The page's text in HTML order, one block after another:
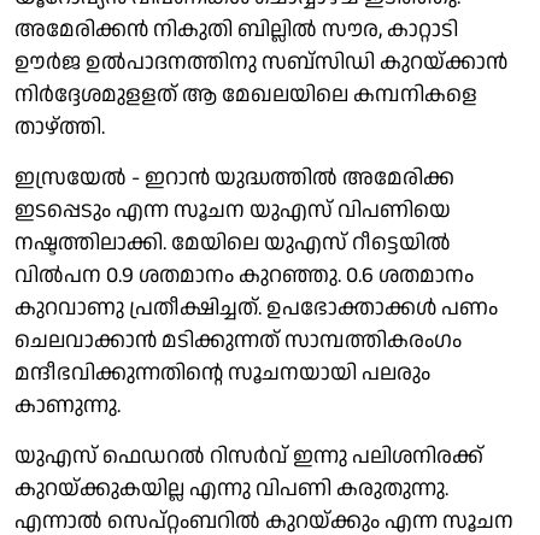
അമേരിക്കൻ നികുതി ബില്ലിൽ സൗര, കാറ്റാടി
ഊർജ ഉൽപാദനത്തിനു സബ്സിഡി കുറയ്ക്കാൻ
നിർദ്ദേശമുളളത് ആ മേഖലയിലെ കമ്പനികളെ
താഴ്ത്തി.
ഇസ്രയേൽ - ഇറാൻ യുദ്ധത്തിൽ അമേരിക്ക
ഇടപ്പെടും എന്ന സൂചന യുഎസ് വിപണിയെ
നഷ്ടത്തിലാക്കി. മേയിലെ യുഎസ് റീട്ടെയിൽ
വിൽപന 0.9 ശതമാനം കുറഞ്ഞു. 0.6 ശതമാനം
കുറവാണു പ്രതീക്ഷിച്ചത്. ഉപഭോക്താക്കൾ പണം
ചെലവാക്കാൻ മടിക്കുന്നത് സാമ്പത്തികരംഗം
മന്ദീഭവിക്കുന്നതിൻ്റെ സൂചനയായി പലരും
കാണുന്നു.
യുഎസ് ഫെഡറൽ റിസർവ് ഇന്നു പലിശനിരക്ക്
കുറയ്ക്കുകയില്ല എന്നു വിപണി കരുതുന്നു.
എന്നാൽ സെപ്റ്റംബറിൽ കുറയ്ക്കും എന്ന സൂചന